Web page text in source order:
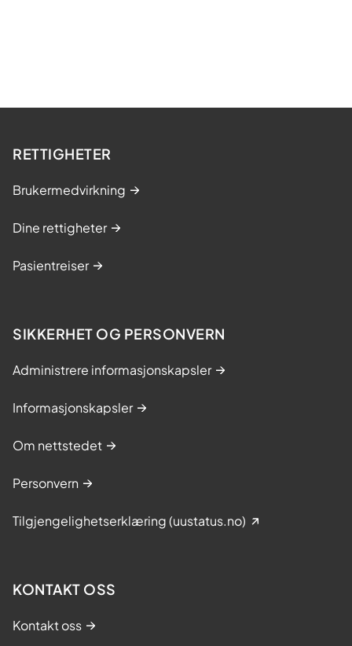
RETTIGHETER
Brukermedvirkning
Dine rettigheter
Pasientreiser
SIKKERHET OG PERSONVERN
Administrere informasjonskapsler
Informasjonskapsler
Om nettstedet
Personvern
Tilgjengelighetserklæring (uustatus.no)
KONTAKT OSS
Kontakt oss